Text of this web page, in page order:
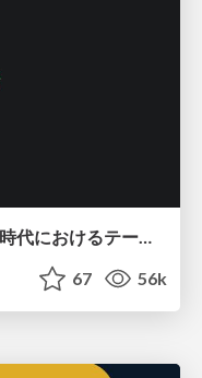
DBのスキルで生き残る技術 - AI時代におけるテーブル設計の勘所
67 56k